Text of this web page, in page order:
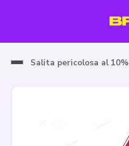
Salita pericolosa al 10%